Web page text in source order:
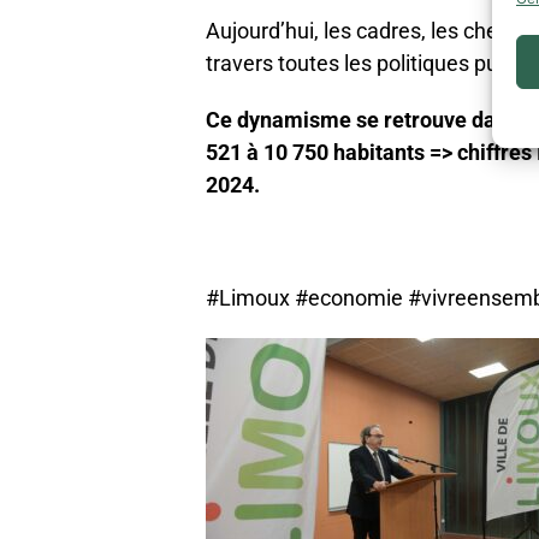
Aujourd’hui, les cadres, les chefs
travers toutes les politiques
Ce dynamisme se retrouve dans
521 à 10 750 habitants =>
2024.
#Limoux #economie